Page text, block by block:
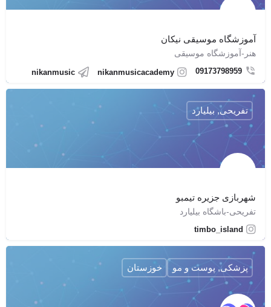
آموزشگاه موسیقی نیکان
هنر-آموزشگاه موسیقی
09173798959
nikanmusicacademy
nikanmusic
شهربازی جزیره تیمبو
تفریحی-باشگاه بیلیارد
timbo_island
تفریحی, بیلیارد
پزشکی, پوست و مو خوزستان